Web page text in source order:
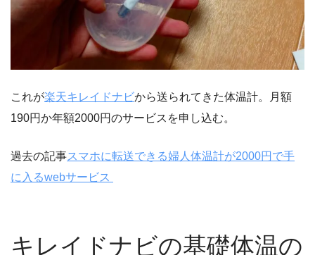
これが楽天キレイドナビから送られてきた体温計。月額
190円か年額2000円のサービスを申し込む。
過去の記事スマホに転送できる婦人体温計が2000円で手
に入るwebサービス
キレイドナビの基礎体温の